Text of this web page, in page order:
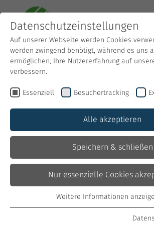
Holzhandwerk in
Stellenangebot
(m/w/d)
Datenschutzeinstellungen
Auf unserer Webseite werden Cookies
werden zwingend benötigt, während es uns
ermöglichen, Ihre Nutzererfahrung auf
verbessern.
Essenziell Besuchertracking
Alle akzeptieren
Speichern & schließen
Nur essenzielle Cookies
Essenzielle Cookies werden für
Weitere Informationen